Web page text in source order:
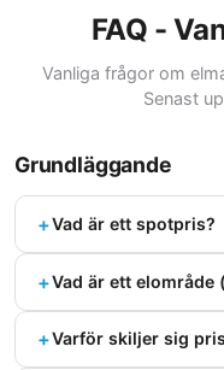
Kraftverk
Datacenter
FAQ -
Vanliga frågor om
Senast
Grundläggande
+Vad är ett spotpris?
+Vad är ett elområde
+Varför skiljer sig